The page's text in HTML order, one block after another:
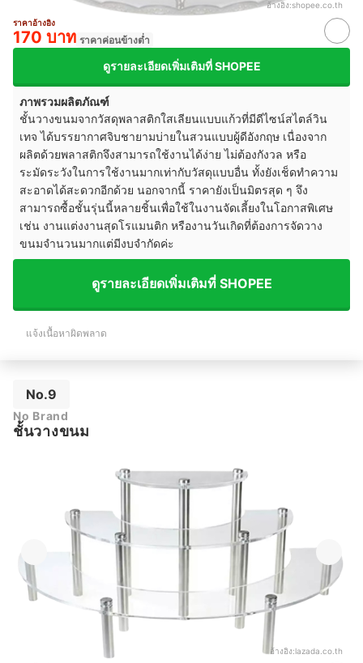
อ้างอิง:shopee.co.th
ราคาอ้างอิง
170 บาท ราคาค่อนข้างต่ำ
ดูรายละเอียดเพิ่มเติมที่ SHOPEE
ภาพรวมผลิตภัณฑ์
ชั้นวางขนมจากวัสดุพลาสติกใสเลียนแบบแก้วที่มีดีไซน์สไตล์วิน
เทจ ได้บรรยากาศจิบชายามบ่ายในสวนแบบผู้ดีอังกฤษ เนื่องจาก
ผลิตด้วยพลาสติกจึงสามารถใช้งานได้ง่าย ไม่ต้องกังวล หรือ
ระมัดระวังในการใช้งานมากเท่ากับวัสดุแบบอื่น ทั้งยังเช็ดทำความ
สะอาดได้สะดวกอีกด้วย นอกจากนี้ ราคายังเป็นมิตรสุด ๆ จึง
สามารถซื้อชั้นรุ่นนี้หลายชิ้นเพื่อใช้ในงานจัดเลี้ยงในโอกาสพิเศษ
เช่น งานแต่งงานสุดโรแมนติก หรืองานวันเกิดที่ต้องการจัดวาง
ขนมจำนวนมากแต่มีงบจำกัดค่ะ
ดูรายละเอียดเพิ่มเติมที่ SHOPEE
แจ้งเนื้อหาผิดพลาด
No.9
No Brand
ชั้นวางขนม
อ้างอิง:lazada.co.th